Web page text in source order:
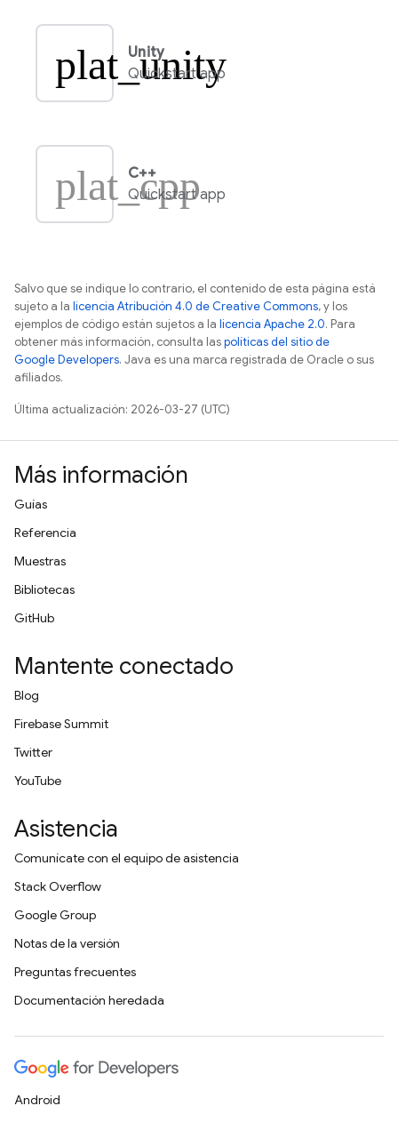
plat_unity
Unity
Quickstart app
plat_cpp
C++
Quickstart app
Salvo que se indique lo contrario, el contenido de esta página está
sujeto a la licencia Atribución 4.0 de Creative Commons, y los
ejemplos de código están sujetos a la licencia Apache 2.0. Para
obtener más información, consulta laspolíticas del sitio de
Google Developers. Java es una marca registrada de Oracle o sus
afiliados.
Última actualización: 2026-03-27 (UTC)
Más información
Guías
Referencia
Muestras
Bibliotecas
GitHub
Mantente conectado
Blog
Firebase Summit
Twitter
YouTube
Asistencia
Comunícate con el equipo de asistencia
Stack Overflow
Google Group
Notas de la versión
Preguntas frecuentes
Documentación heredada
Android